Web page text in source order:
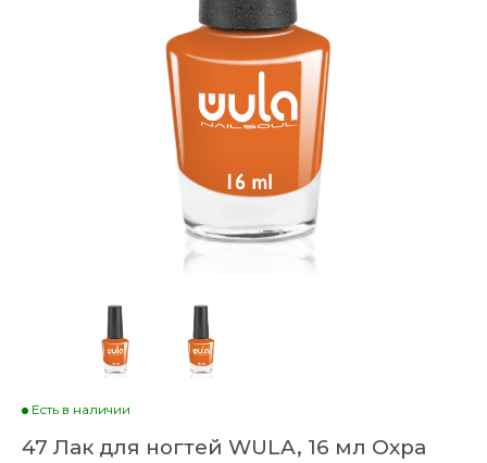
Есть в наличии
47 Лак для ногтей WULA, 16 мл Охра